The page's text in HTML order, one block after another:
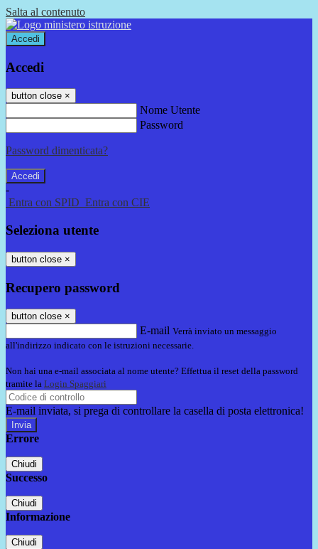
Salta al contenuto
Accedi
Accedi
button close ×
Nome Utente
Password
Password dimenticata?
-
Entra con SPID Entra con CIE
Seleziona utente
button close ×
Recupero password
button close ×
E-mail Verrà inviato un messaggio
all'indirizzo indicato con le istruzioni necessarie.
Non hai una e-mail associata al nome utente? Effettua il reset della password
tramite la Login Spaggiari
E-mail inviata, si prega di controllare la casella di posta elettronica!
Errore
Chiudi
Successo
Chiudi
Informazione
Chiudi